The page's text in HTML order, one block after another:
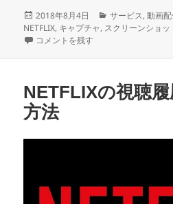
投
稿
日:
2018年8月4日
カ
テ
サービス,動画
NETFLIX, キャプチャ, スクリーンショッ
動画サイトの画面をキャプチャする
コメントを残す
NETFLIXの視聴
方法